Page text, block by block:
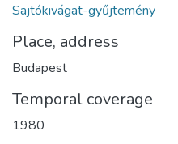
Sajtókivágat-gyűjtemény
Place, address
Budapest
Temporal coverage
1980